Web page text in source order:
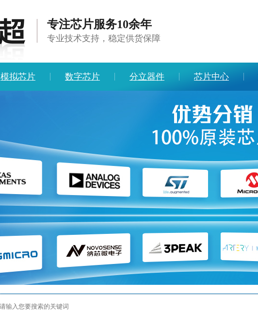
专注芯片服务10余年
专业技术支持，稳定供货保障
模拟芯片 数字芯片 分立器件 芯片中心